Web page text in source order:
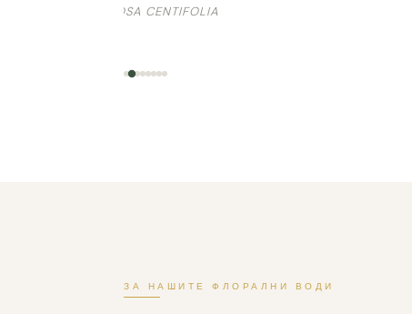
ROSA CENTIFOLIA
ЗА НАШИТЕ ФЛОРАЛНИ ВОДИ